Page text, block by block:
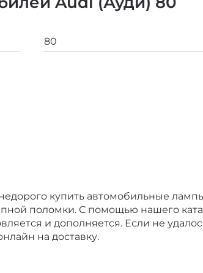
Модель
купить автомобильные
поломки. С помощью нашего
и дополняется. Если не
на доставку.